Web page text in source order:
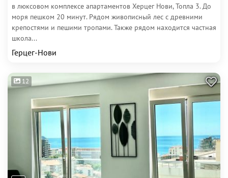
в люксовом комплексе апартаментов Херцег Нови, Топла 3. До
моря пешком 20 минут. Рядом живописный лес с древними
крепостями и пешими тропами. Также рядом находится частная
школа...
Герцег-Нови
12